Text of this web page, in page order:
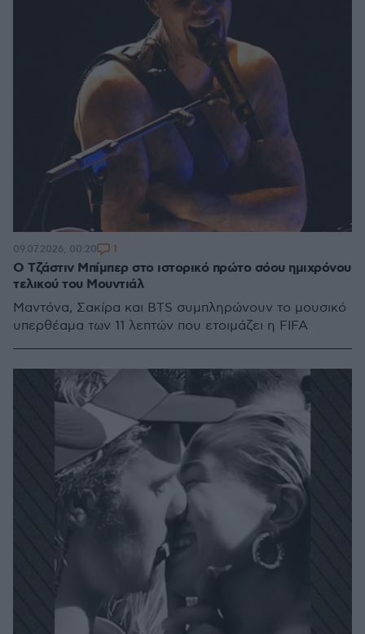
Ο Τζάστιν Μπίμπερ στο ιστορικό πρώτο σόου ημιχρόνου
τελικού του Μουντιάλ
Μαντόνα, Σακίρα και BTS συμπληρώνουν το μουσικό
υπερθέαμα των 11 λεπτών που ετοιμάζει η FIFA
09.07.2026, 00:20 1